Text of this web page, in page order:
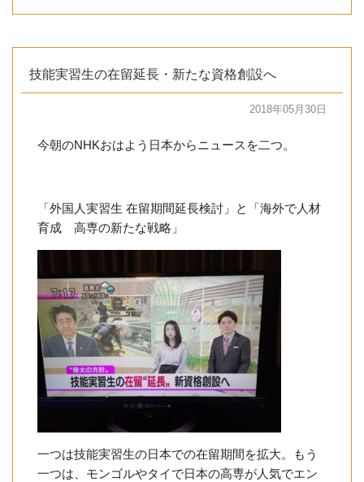
技能実習生の在留延長・新たな資格創設へ
2018年05月30日
今朝のNHKおはよう日本からニュースを二つ。
「外国人実習生 在留期間延長検討」と「海外で人材
育成 高専の新たな戦略」
一つは技能実習生の日本での在留期間を拡大。もう
一つは、モンゴルやタイで日本の高専が人気でエン